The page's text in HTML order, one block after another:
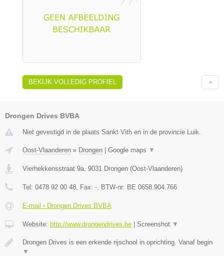
BEKIJK VOLLEDIG PROFIEL
Drongen Drives BVBA
Niet gevestigd in de plaats Sankt Vith en in de provincie Luik.
Oost-Vlaanderen » Drongen | Google maps ▼
Vierhekkensstraat 9a 9031 Drongen (Oost-Vlaanderen)
Tel: 0478 92 00 48 , Fax: - , BTW-nr: BE 0658.904.766
E-mail › Drongen Drives BVBA
Website: http://www.drongendrives.be | Screenshot ▼
Drongen Drives is een erkende rijschool in oprichting. Vanaf begin
▼